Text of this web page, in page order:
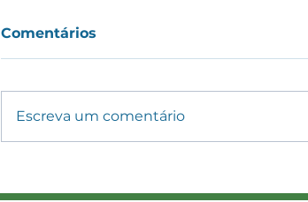
com associada e
Comentários
Escreva um comentário